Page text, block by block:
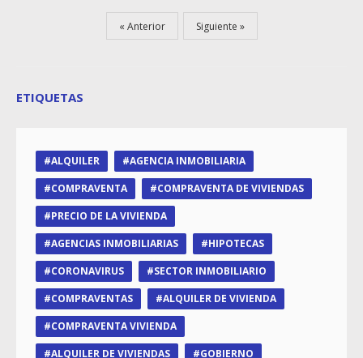
Anterior Siguiente
ETIQUETAS
ALQUILER
AGENCIA INMOBILIARIA
COMPRAVENTA
COMPRAVENTA DE VIVIENDAS
PRECIO DE LA VIVIENDA
AGENCIAS INMOBILIARIAS
HIPOTECAS
CORONAVIRUS
SECTOR INMOBILIARIO
COMPRAVENTAS
ALQUILER DE VIVIENDA
COMPRAVENTA VIVIENDA
ALQUILER DE VIVIENDAS
GOBIERNO